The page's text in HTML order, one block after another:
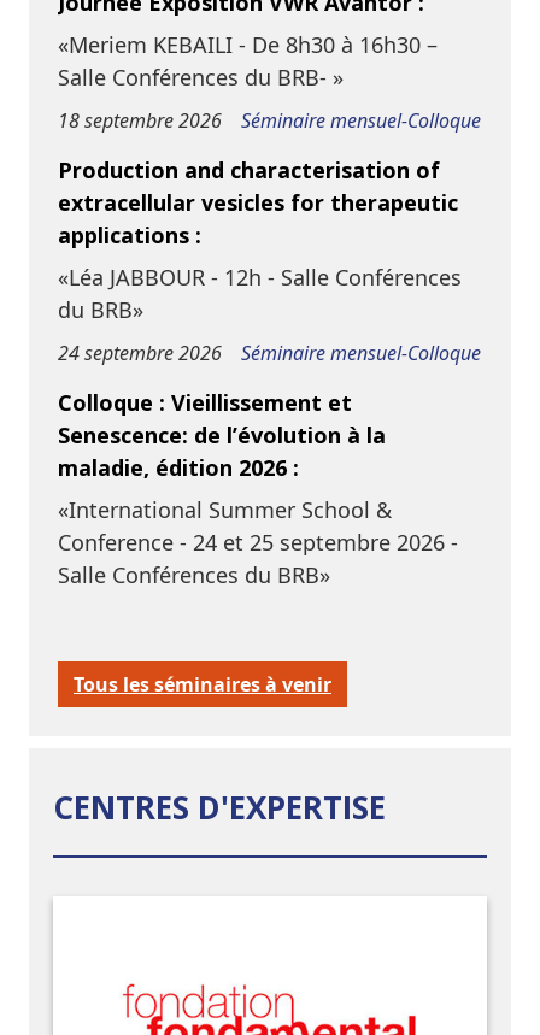
«Meriem KEBAILI - De 8h30 à 16h30 –
Salle Conférences du BRB- »
18 septembre 2026 Séminaire mensuel-Colloque
Production and characterisation of
extracellular vesicles for therapeutic
applications :
«Léa JABBOUR - 12h - Salle Conférences
du BRB»
24 septembre 2026 Séminaire mensuel-Colloque
Colloque : Vieillissement et
Senescence: de l’évolution à la
maladie, édition 2026 :
«International Summer School &
Conference - 24 et 25 septembre 2026 -
Salle Conférences du BRB»
Tous les séminaires à venir
CENTRES D'EXPERTISE